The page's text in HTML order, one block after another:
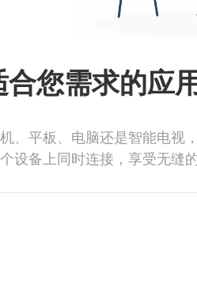
您需求的应
、平板、电脑还是智能电视
设备上同时连接，享受无缝的